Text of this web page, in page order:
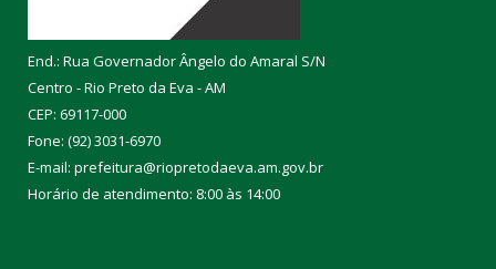
End.: Rua Governador Ângelo do Amaral S/N
Centro - Rio Preto da Eva - AM
CEP: 69117-000
Fone: (92) 3031-6970
E-mail: prefeitura@riopretodaeva.am.gov.br
Horário de atendimento: 8:00 às 14:00